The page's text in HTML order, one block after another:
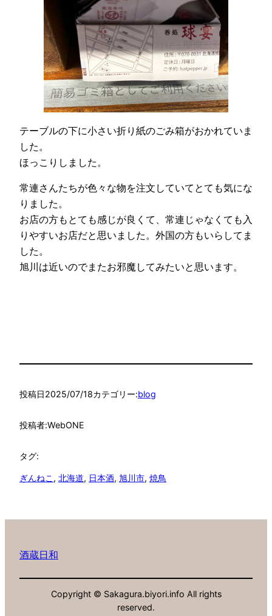
テーブルの下に小さい折り紙のごみ箱がおかれていま
した。
ほっこりしました。
常連さんたちが色々な物を注文していてとても気にな
りました。
お店の方もとても感じが良くて、常連じゃなくても入
りやすいお店だと思いました。外国の方もいらしてま
した。
旭川は近いのでまたお邪魔してみたいと思います。
投稿日2025/07/18カテゴリー:blog
投稿者:WebONE
タグ:
ぎんねこ , 北海道, 日本酒, 旭川市, 焼鳥
酒蔵日和
Copyright © Sakagura.biyori.info All rights
reserved.